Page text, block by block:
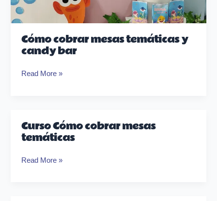
Cómo cobrar mesas temáticas y
candy bar
Read More »
Curso Cómo cobrar mesas
temáticas
Curso
Cómo
mesas
Read More »